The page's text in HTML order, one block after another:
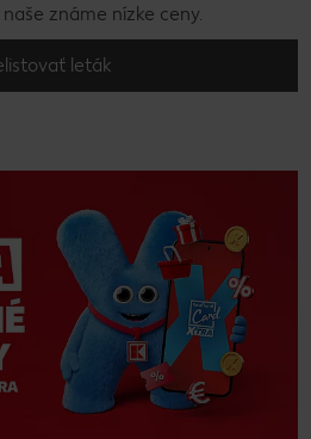
známe nízke ceny.
leták